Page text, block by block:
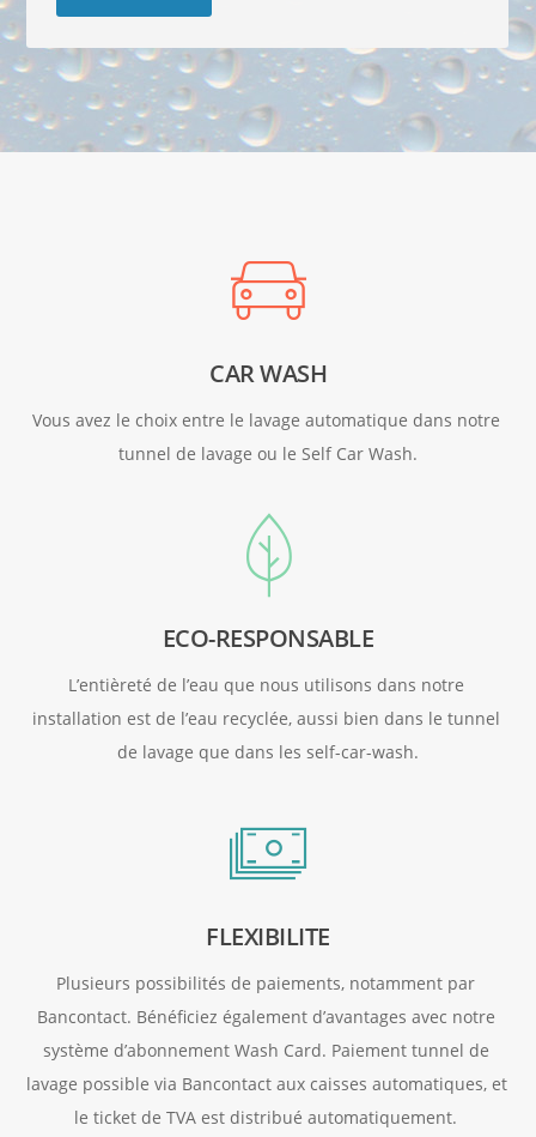
CAR WASH
Vous avez le choix entre le lavage automatique dans notre
tunnel de lavage ou le Self Car Wash.
ECO-RESPONSABLE
L’entièreté de l’eau que nous utilisons dans notre
installation est de l’eau recyclée, aussi bien dans le tunnel
de lavage que dans les self-car-wash.
FLEXIBILITE
Plusieurs possibilités de paiements, notamment par
Bancontact. Bénéficiez également d’avantages avec notre
système d’abonnement Wash Card. Paiement tunnel de
lavage possible via Bancontact aux caisses automatiques, et
le ticket de TVA est distribué automatiquement.